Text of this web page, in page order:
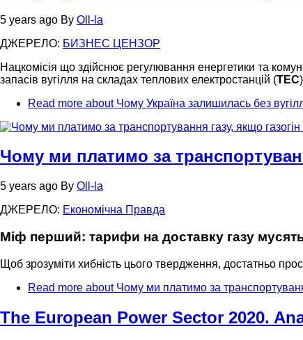
5 years ago By Oll-la
ДЖЕРЕЛО: БИЗНЕС ЦЕНЗОР
Нацкомісія що здійснює регулювання енергетики та
запасів вугілля на складах теплових електростанцій (ТЕС
Read more about Чому Україна залишилась без
Чому ми платимо за
5 years ago By Oll-la
ДЖЕРЕЛО: Економічна Правда
Міф перший: тарифи на доставку газу
Щоб зрозуміти хибність цього твердження, достатньо
Read more about Чому ми платимо за
The European Power Sector 2020.